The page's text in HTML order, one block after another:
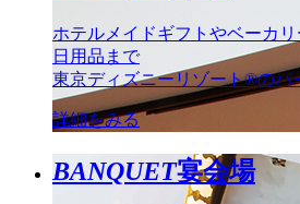
ホテルメイドギフトやベーカリ
日用品まで
東京ディズニーリゾート®のパ
詳細をみる
BANQUET宴会場